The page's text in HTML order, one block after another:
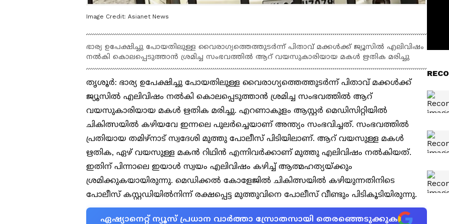
Image Credit: Asianet News
ഭാര്യ ഉപേക്ഷിച്ചു പോയതിലുള്ള വൈരാഗ്യത്തെത്തുടര്‍ന്ന് പിതാവ് മക്കള്‍ക്ക് ജ്യൂസില്‍ എലിവിഷം
നല്‍കി കൊലപ്പെടുത്താന്‍ ശ്രമിച്ച സംഭവത്തില്‍ ആറ് വയസുകാരിയായ മകള്‍ ഋതിക മരിച്ചു
തൃശൂര്‍: ഭാര്യ ഉപേക്ഷിച്ചു പോയതിലുള്ള വൈരാഗ്യത്തെത്തുടര്‍ന്ന് പിതാവ് മക്കള്‍ക്ക്
ജ്യൂസില്‍ എലിവിഷം നല്‍കി കൊലപ്പെടുത്താന്‍ ശ്രമിച്ച സംഭവത്തില്‍ ആറ്
വയസുകാരിയായ മകള്‍ ഋതിക മരിച്ചു. എറണാകുളം ആസ്റ്റര്‍ മെഡിസിറ്റിയില്‍
ചികിത്സയില്‍ കഴിയവേ ഇന്നലെ പുലര്‍ച്ചെയാണ് അന്ത്യം സംഭവിച്ചത്. സംഭവത്തില്‍
പ്രതിയായ തമിഴ്‌നാട് സ്വദേശി മുത്തു പോലീസ് പിടിയിലാണ്. ആറ് വയസുള്ള മകള്‍
ഋതിക, ഏഴ് വയസുള്ള മകന്‍ റിഥിന്‍ എന്നിവര്‍ക്കാണ് മുത്തു എലിവിഷം നല്‍കിയത്.
ഇതിന് പിന്നാലെ ഇയാള്‍ സ്വയം എലിവിഷം കഴിച്ച് ആത്മഹത്യയ്ക്കും
ശ്രമിക്കുകയായിരുന്നു. മെഡിക്കല്‍ കോളേജില്‍ ചികിത്സയില്‍ കഴിയുന്നതിനിടെ
പോലീസ് കസ്റ്റഡിയില്‍നിന്ന് രക്ഷപ്പെട്ട മുത്തുവിനെ പോലീസ് വീണ്ടും പിടികൂടിയിരുന്നു.
ഏഷ്യാനെറ്റ് ന്യൂസ് പ്രധാന വാർത്താ സ്രോതസായി തെരഞ്ഞെടുക്കുക